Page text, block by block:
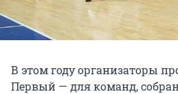
В этом году организаторы
Первый — для команд,